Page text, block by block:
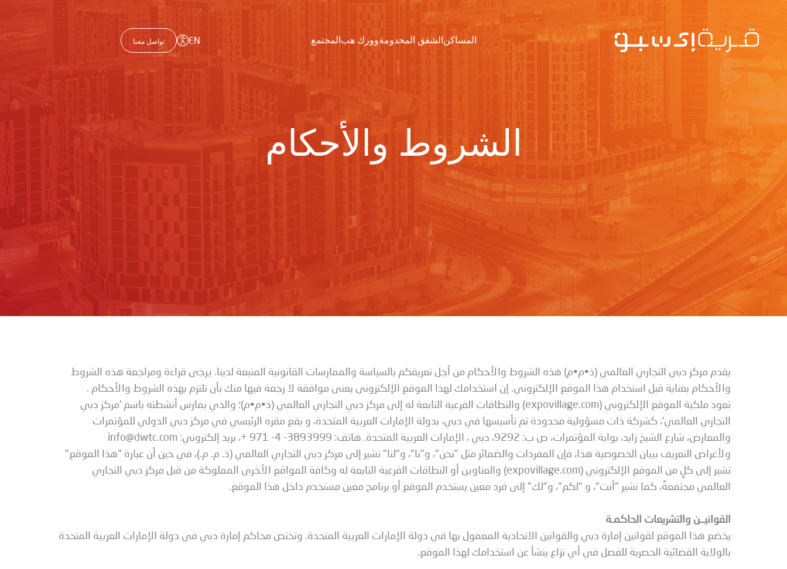
المساكنالشقق المخدومةوورك هبالمجتمع EN تواصل معنا
الشروط والأحكام
يقدم مركز دبي التجاري العالمي (ذ•م•م) هذه الشروط والأحكام من أجل تعريفكم بالسياسة والممارسات القانونية المتبعة لدينا. يرجى قراءة ومراجعة هذه الشروط
والأحكام بعناية قبل استخدام هذا الموقع الإلكتروني. إن استخدامك لهذا الموقع الإلكترونى يعنى موافقة لا رجعة فيها منك بأن تلتزم بهذه الشروط والأحكام .
تعود ملكية الموقع الإلكتروني (expovillage.com) والنطاقات الفرعية التابعة له إلى مركز دبي التجاري العالمي (ذ•م•م)؛ والذي يمارس أنشطته باسم 'مركز دبي
التجاري العالمي'، كشركة ذات مسؤولية محدودة تم تأسيسها في دبي، بدولة الإمارات العربية المتحدة، و يقع مقره الرئيسي في مركز دبي الدولي للمؤتمرات
والمعارض، شارع الشيخ زايد، بوابة المؤتمرات، ص ب: 9292، دبي ، الإمارات العربية المتحدة. هاتف:
+ 971 -4 -3893999، بريد إلكتروني: info@dwtc.com
ولأغراض التعريف ببيان الخصوصية هذا، فإن المفردات والضمائر مثل "نحن"، و"نا"، و"لنا" تشير إلى مركز دبي التجاري العالمي (ذ. م. م.)، في حين أن عبارة "هذا الموقع"
تشير إلى كلٍ من الموقع الإلكتروني (expovillage.com) والعناوين أو النطاقات الفرعية التابعة له وكافة المواقع الأخرى المملوكة من قبل مركز دبي التجاري
العالمي مجتمعةً، كما تشير "أنت"، و "لكم"، و"لك" إلى فرد معين يستخدم الموقع أو برنامج معين مستخدم داخل هذا الموقع.
القوانيــن والتشريعات الحاكمـة
يخضع هذا الموقع لقوانين إمارة دبي والقوانين الاتحادية المعمول بها في دولة الإمارات العربية المتحدة. وتختص محاكم إمارة دبي في دولة الإمارات العربية المتحدة
بالولاية القضائية الحصرية للفصل في أي نزاع ينشأ عن استخدامك لهذا الموقع.